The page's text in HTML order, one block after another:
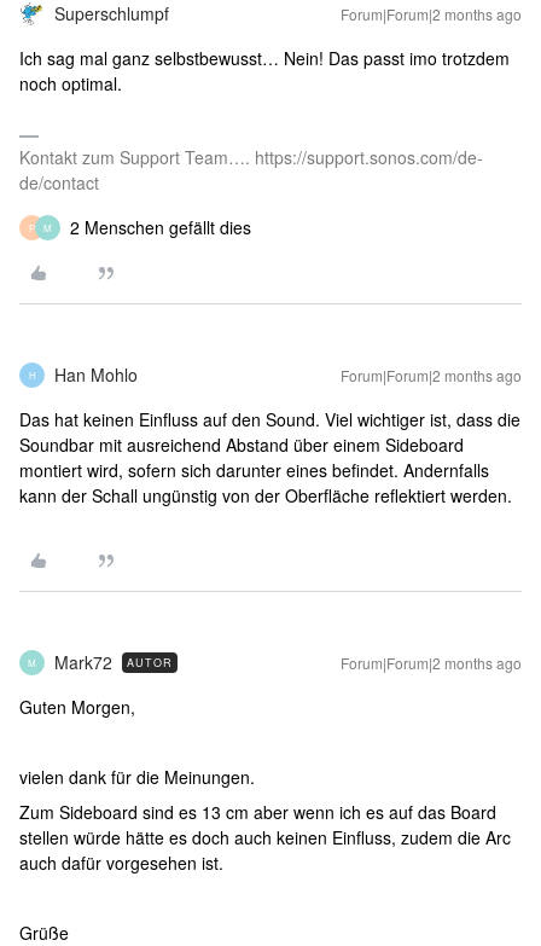
Superschlumpf Forum|Forum|2 months ago
Ich sag mal ganz selbstbewusst… Nein! Das passt imo trotzdem
noch optimal.
Kontakt zum Support Team…. https://support.sonos.com/de-
de/contact
P M 2 Menschen gefällt dies
H Han Mohlo Forum|Forum|2 months ago
Das hat keinen Einfluss auf den Sound. Viel wichtiger ist, dass die
Soundbar mit ausreichend Abstand über einem Sideboard
montiert wird, sofern sich darunter eines befindet. Andernfalls
kann der Schall ungünstig von der Oberfläche reflektiert werden.
M Mark72 AUTOR Forum|Forum|2 months ago
Guten Morgen,
vielen dank für die Meinungen.
Zum Sideboard sind es 13 cm aber wenn ich es auf das Board
stellen würde hätte es doch auch keinen Einfluss, zudem die Arc
auch dafür vorgesehen ist.
Grüße